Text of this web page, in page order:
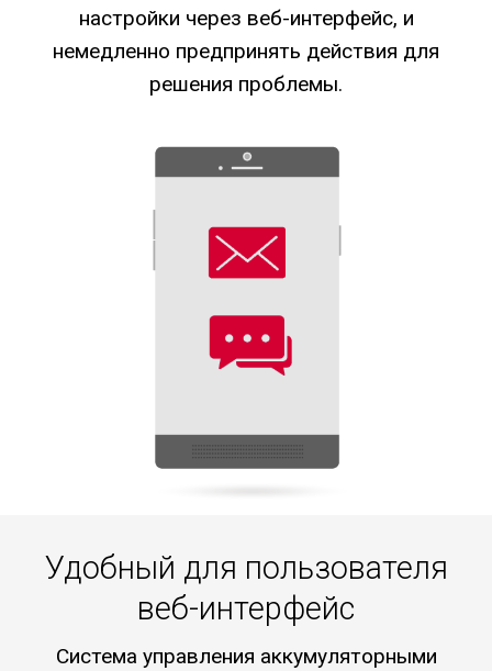
настройки через веб-интерфейс, и
немедленно предпринять действия для
решения проблемы.
Удобный для пользователя
веб-интерфейс
Система управления аккумуляторными